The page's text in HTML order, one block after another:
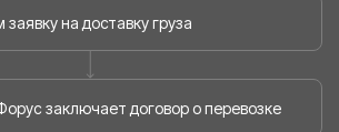
на доставку груза
заключает договор о перевозке